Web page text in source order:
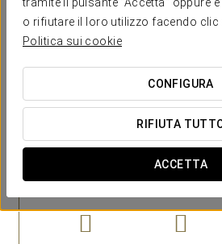
o rifiutare il loro utilizzo facendo clic
Politica sui cookie
CONFIGURA
RIFIUTA
ACCETTA
magnifica vista di vigneti e
monastero.Ciascuna delle nostre 25
doppie e 4 suite con salotto. Le
modo che non si rendono conto che
epoca medievale: WiFi, TV